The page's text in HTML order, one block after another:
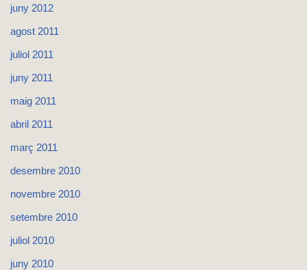
juny 2012
agost 2011
juliol 2011
juny 2011
maig 2011
abril 2011
març 2011
desembre 2010
novembre 2010
setembre 2010
juliol 2010
juny 2010